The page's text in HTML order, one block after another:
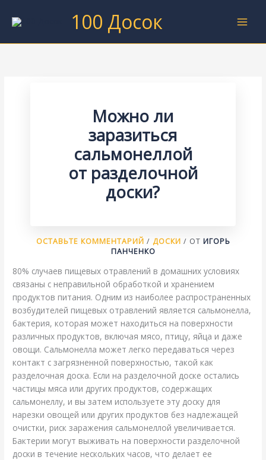
100 Досок
Можно ли
заразиться
сальмонеллой
от разделочной
доски?
ОСТАВЬТЕ КОММЕНТАРИЙ / ДОСКИ / ОТ ИГОРЬ
ПАНЧЕНКО
80% случаев пищевых отравлений в домашних условиях
связаны с неправильной обработкой и хранением
продуктов питания. Одним из наиболее распространенных
возбудителей пищевых отравлений является сальмонелла,
бактерия, которая может находиться на поверхности
различных продуктов, включая мясо, птицу, яйца и даже
овощи. Сальмонелла может легко передаваться через
контакт с загрязненной поверхностью, такой как
разделочная доска. Если на разделочной доске остались
частицы мяса или других продуктов, содержащих
сальмонеллу, и вы затем используете эту доску для
нарезки овощей или других продуктов без надлежащей
очистки, риск заражения сальмонеллой увеличивается.
Бактерии могут выживать на поверхности разделочной
доски в течение нескольких часов, что делает ее